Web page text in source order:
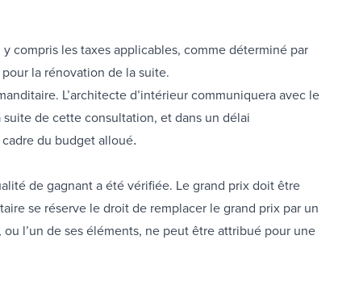
compris les taxes applicables, comme déterminé par
la rénovation de la suite.
L’architecte d’intérieur communiquera avec le
de cette consultation, et dans un délai
du budget alloué.
de gagnant a été vérifiée. Le grand prix doit être
se réserve le droit de remplacer le grand prix par un
l’un de ses éléments, ne peut être attribué pour une